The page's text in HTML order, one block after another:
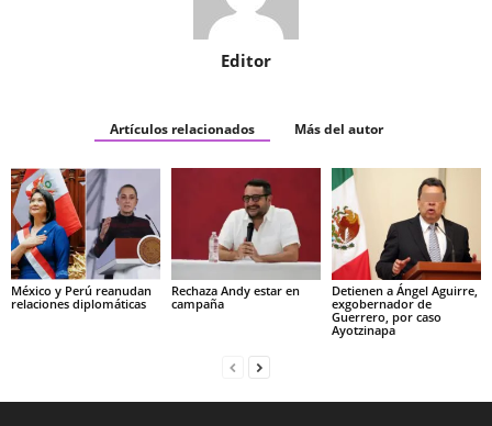
Editor
Artículos relacionados Más del autor
México y Perú reanudan
relaciones diplomáticas
Rechaza Andy estar en
campaña
Detienen a Ángel Aguirre,
exgobernador de
Guerrero, por caso
Ayotzinapa